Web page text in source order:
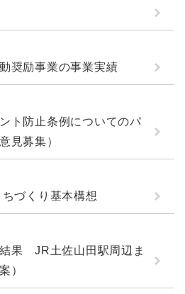
奨励事業の事業実績
ト防止条例についてのパ
見募集）
づくり基本構想
果 JR土佐山田駅周辺ま
）